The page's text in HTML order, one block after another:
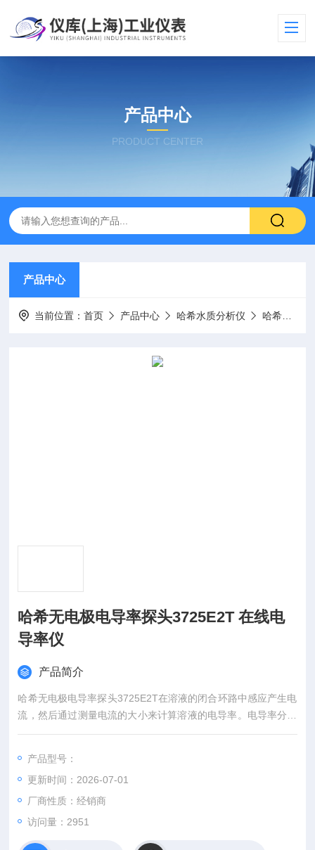
产品中心
PRODUCT CENTER
产品中心
当前位置：首页 产品中心 哈希水质分析仪 哈希电导率仪
哈希无电极电导率探头3725E2T 在线电
导率仪
产品简介
哈希无电极电导率探头3725E2T在溶液的闭合环路中感应产生电
流，然后通过测量电流的大小来计算溶液的电导率。电导率分析
仪驱动线圈A ，在溶液中感应产生交流电流。线圈 B检测感应电
号，并显示相应的读数。
产品型号：
更新时间：2026-07-01
厂商性质：经销商
访问量：2951